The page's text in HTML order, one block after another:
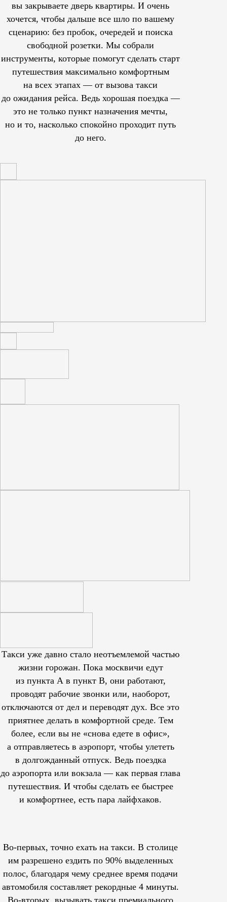
вы закрываете дверь квартиры. И очень
хочется, чтобы дальше все шло по вашему
сценарию: без пробок, очередей и поиска
свободной розетки. Мы собрали
инструменты, которые помогут сделать старт
путешествия максимально комфортным
на всех этапах — от вызова такси
до ожидания рейса. Ведь хорошая поездка —
это не только пункт назначения мечты,
но и то, насколько спокойно проходит путь
до него.
Такси уже давно стало неотъемлемой частью
жизни горожан. Пока москвичи едут
из пункта А в пункт В, они работают,
проводят рабочие звонки или, наоборот,
отключаются от дел и переводят дух. Все это
приятнее делать в комфортной среде. Тем
более, если вы не «снова едете в офис»,
а отправляетесь в аэропорт, чтобы улететь
в долгожданный отпуск. Ведь поездка
до аэропорта или вокзала — как первая глава
путешествия. И чтобы сделать ее быстрее
и комфортнее, есть пара лайфхаков.
Во-первых, точно ехать на такси. В столице
им разрешеноездить по 90% выделенных
полос, благодаря чему среднее время подачи
автомобиля составляет рекордные 4 минуты.
Во-вторых, вызывать такси премиального